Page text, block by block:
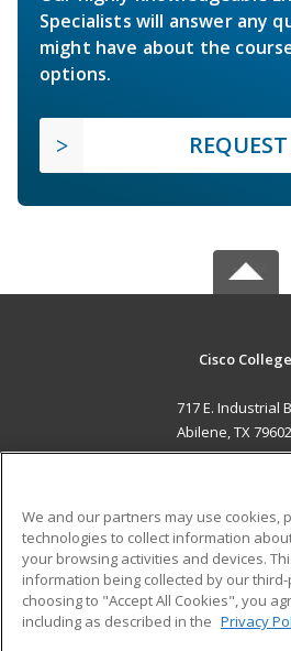
Specialists will answer any
might have about the
options.
Cisco College
717 E. Industrial
Abilene, TX
ADDITIONAL
Military
Financial Assistance
Help
We and our partners may use cookies,
technologies to collect information
your browsing activities and devices.
information being collected by our
choosing to "Accept All Cookies", you
including as described in the Privacy